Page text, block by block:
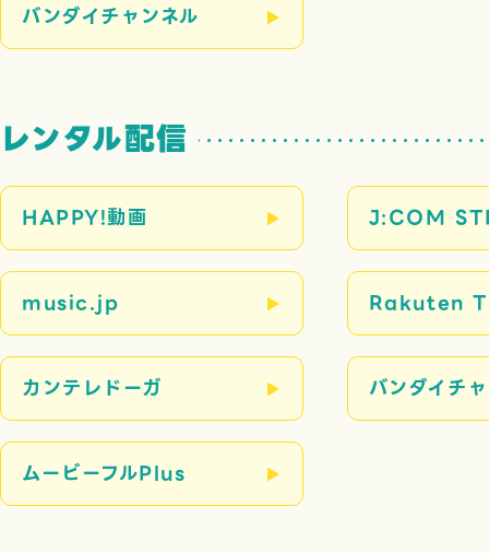
バンダイチャンネル
レンタル配信
HAPPY!動画 J:COM
music.jp Rakuten
カンテレドーガ バンダイチ
ムービーフルPlus